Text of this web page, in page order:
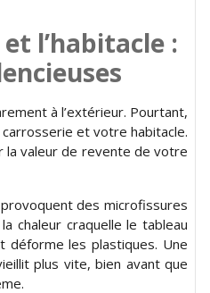
l’habitacle :
à l’extérieur. Pourtant,
et votre habitacle.
la valeur de revente de votre
des microfissures
chaleur craquelle le tableau
déforme les plastiques. Une
plus vite, bien avant que